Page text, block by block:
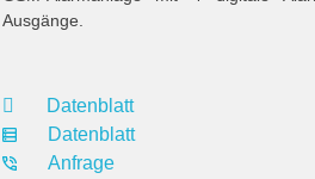
Ausgänge.
Datenblatt
Datenblatt
Anfrage